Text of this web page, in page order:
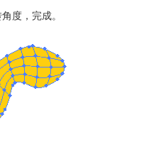
度，完成。